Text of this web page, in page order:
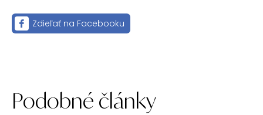
Zdieľať na Facebooku
Podobné články